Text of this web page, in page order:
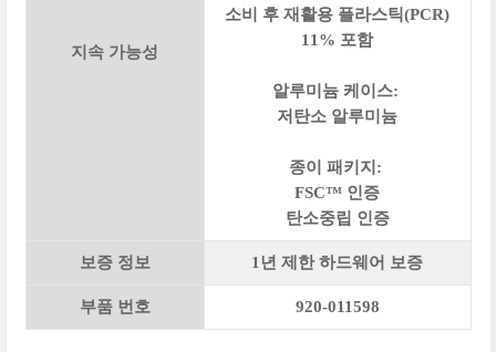
지속 가능성
소비 후 재활용 플라스틱(PCR)
11% 포함
알루미늄 케이스:
저탄소 알루미늄
종이 패키지:
FSC™ 인증
탄소중립 인증
보증 정보 1년 제한 하드웨어 보증
부품 번호 920-011598